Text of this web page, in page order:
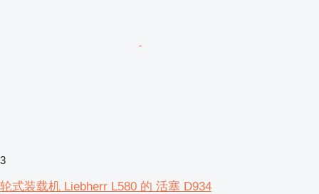
3
轮式装载机 Liebherr L580 的 活塞 D934